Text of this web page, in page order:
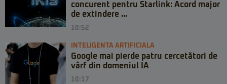
concurent pentru Starlink: Acord major
de extindere ...
10:52
INTELIGENTA ARTIFICIALA
Google mai pierde patru cercetători de
vârf din domeniul IA
10:17